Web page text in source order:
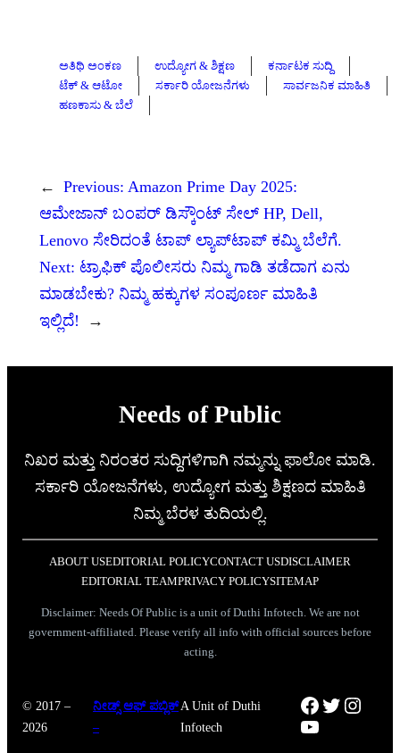
ಅತಿಥಿ ಅಂಕಣ ಉದ್ಯೋಗ & ಶಿಕ್ಷಣ
ಕರ್ನಾಟಕ ಸುದ್ದಿ
ಟೆಕ್ & ಆಟೋ
ಸರ್ಕಾರಿ ಯೋಜನೆಗಳು
ಸಾರ್ವಜನಿಕ ಮಾಹಿತಿ
ಹಣಕಾಸು & ಬೆಲೆ
← Previous: Amazon Prime Day 2025:
ಆಮೇಜಾನ್ ಬಂಪರ್ ಡಿಸ್ಕೌಂಟ್ ಸೇಲ್ HP, Dell,
Lenovo ಸೇರಿದಂತೆ ಟಾಪ್ ಲ್ಯಾಪ್‌ಟಾಪ್ ಕಮ್ಮಿ ಬೆಲೆಗೆ.
Next: ಟ್ರಾಫಿಕ್ ಪೊಲೀಸರು ನಿಮ್ಮ ಗಾಡಿ ತಡೆದಾಗ ಏನು
ಮಾಡಬೇಕು? ನಿಮ್ಮ ಹಕ್ಕುಗಳ ಸಂಪೂರ್ಣ ಮಾಹಿತಿ
ಇಲ್ಲಿದೆ!
→
Needs of Public
ನಿಖರ ಮತ್ತು ನಿರಂತರ ಸುದ್ದಿಗಳಿಗಾಗಿ ನಮ್ಮನ್ನು ಫಾಲೋ ಮಾಡಿ.
ಸರ್ಕಾರಿ ಯೋಜನೆಗಳು, ಉದ್ಯೋಗ ಮತ್ತು ಶಿಕ್ಷಣದ ಮಾಹಿತಿ
ನಿಮ್ಮ ಬೆರಳ ತುದಿಯಲ್ಲಿ.
ABOUT USEDITORIAL POLICYCONTACT USDISCLAIMER
EDITORIAL TEAMPRIVACY POLICYSITEMAP
Disclaimer: Needs Of Public is a unit of Duthi Infotech. We are not
government-affiliated. Please verify all info with official sources before
acting.
© 2017 –
2026
ನೀಡ್ಸ್ ಆಫ್ ಪಬ್ಲಿಕ್
–
A Unit of Duthi
Infotech
Facebook
Twitter
YouTube